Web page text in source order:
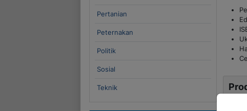
Pertanian
Peternakan
Politik
Sosial
Teknik